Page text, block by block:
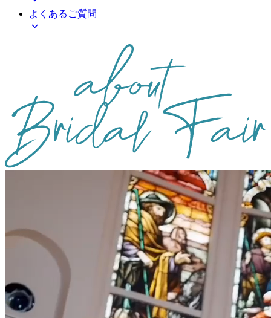
よくある ご質問